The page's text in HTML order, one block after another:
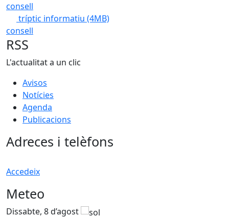
consell
tríptic informatiu (4MB)
consell
RSS
L'actualitat a un clic
Avisos
Notícies
Agenda
Publicacions
Adreces i telèfons
Accedeix
Meteo
Dissabte, 8 d’agost